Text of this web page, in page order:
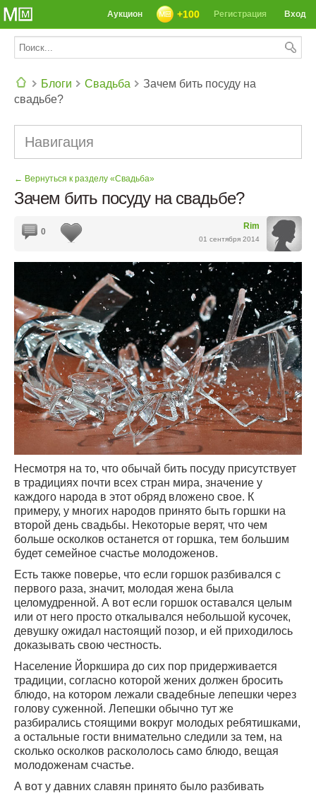
Вход
Регистрация
+100
Аукцион
Блоги Свадьба
Зачем бить посуду на
свадьбе?
Навигация
← Вернуться к разделу «Свадьба»
Зачем бить посуду на свадьбе?
Rim
01 сентября 2014
0
Несмотря на то, что обычай бить посуду присутствует
в традициях почти всех стран мира, значение у
каждого народа в этот обряд вложено свое. К
примеру, у многих народов принято быть горшки на
второй день свадьбы. Некоторые верят, что чем
больше осколков останется от горшка, тем большим
будет семейное счастье молодоженов.
Есть также поверье, что если горшок разбивался с
первого раза, значит, молодая жена была
целомудренной. А вот если горшок оставался целым
или от него просто откалывался небольшой кусочек,
девушку ожидал настоящий позор, и ей приходилось
доказывать свою честность.
Население Йоркшира до сих пор придерживается
традиции, согласно которой жених должен бросить
блюдо, на котором лежали свадебные лепешки через
голову суженной. Лепешки обычно тут же
разбирались стоящими вокруг молодых ребятишками,
а остальные гости внимательно следили за тем, на
сколько осколков раскололось само блюдо, вещая
молодоженам счастье.
А вот у давних славян принято было разбивать